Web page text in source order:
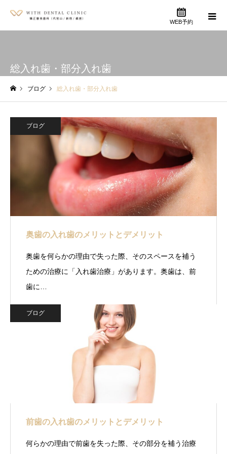
WEB予約
総入れ歯・部分入れ歯
ブログ 総入れ歯・部分入れ歯
ブログ
奥歯の入れ歯のメリットとデメリット
奥歯を何らかの理由で失った際、そのスペースを補う
ための治療に「入れ歯治療」があります。奥歯は、前
歯に…
ブログ
前歯の入れ歯のメリットとデメリット
何らかの理由で前歯を失った際、その部分を補う治療